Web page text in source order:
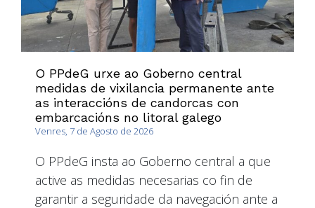
O PPdeG urxe ao Goberno central
medidas de vixilancia permanente ante
as interaccións de candorcas con
embarcacións no litoral galego
Venres, 7 de Agosto de 2026
O PPdeG insta ao Goberno central a que
active as medidas necesarias co fin de
garantir a seguridade da navegación ante a